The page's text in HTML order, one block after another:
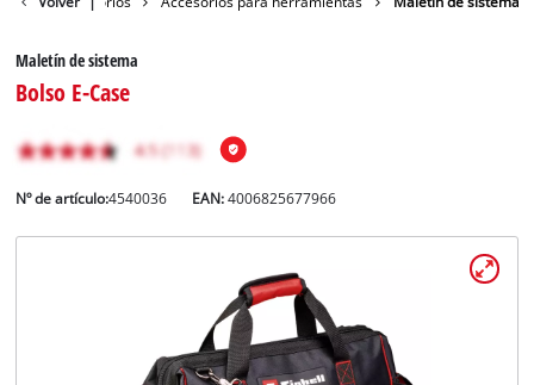
Maletín de sistema
Bolso E-Case
Nº de artículo:4540036 EAN:4006825677966